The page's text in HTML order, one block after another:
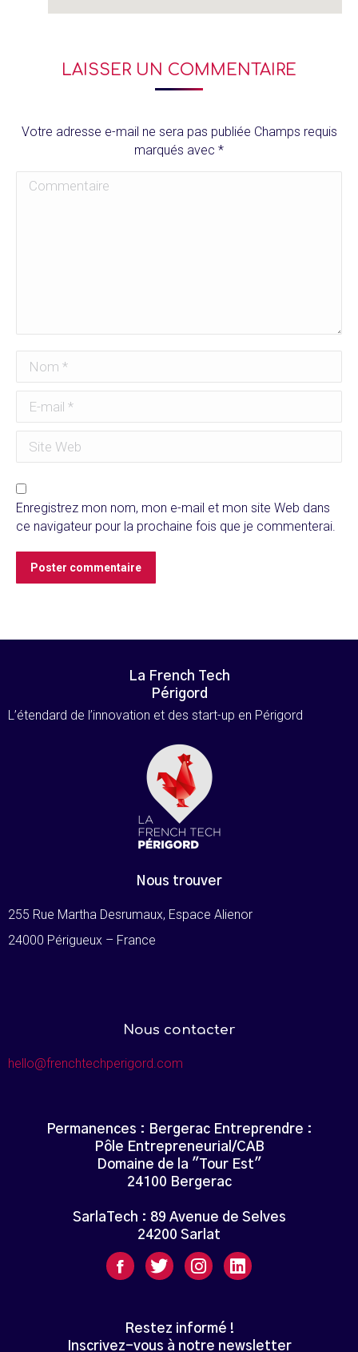
LAISSER UN COMMENTAIRE
Votre adresse e-mail ne sera pas publiée Champs requis
marqués avec *
Commentaire
Nom *
E-mail *
Site Web
Enregistrez mon nom, mon e-mail et mon site Web dans
ce navigateur pour la prochaine fois que je commenterai.
Poster commentaire
La French Tech
Périgord
L’étendard de l’innovation et des start-up en Périgord
Nous trouver
255 Rue Martha Desrumaux, Espace Alienor
24000 Périgueux – France
Nous contacter
hello@frenchtechperigord.com
Permanences : Bergerac Entreprendre :
Pôle Entrepreneurial/CAB
Domaine de la "Tour Est"
24100 Bergerac
SarlaTech : 89 Avenue de Selves
24200 Sarlat
Restez informé !
Inscrivez-vous à notre newsletter